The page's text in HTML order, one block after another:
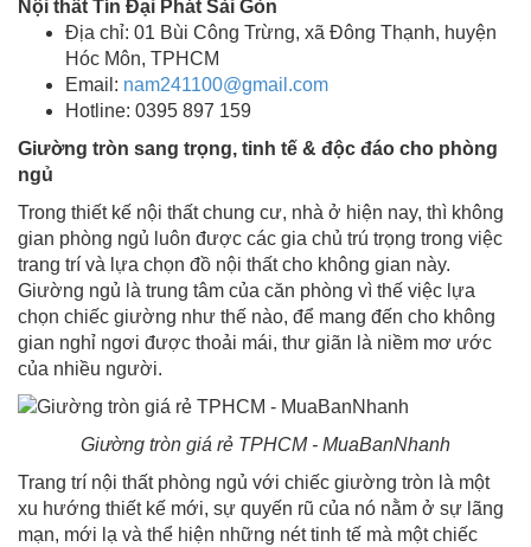
Nội thất Tín Đại Phát Sài Gòn
Địa chỉ: 01 Bùi Công Trừng, xã Đông Thạnh, huyện
Hóc Môn, TPHCM
Email: nam241100@gmail.com
Hotline: 0395 897 159
Giường tròn sang trọng, tinh tế & độc đáo cho phòng
ngủ
Trong thiết kế nội thất chung cư, nhà ở hiện nay, thì không
gian phòng ngủ luôn được các gia chủ trú trọng trong việc
trang trí và lựa chọn đồ nội thất cho không gian này.
Giường ngủ là trung tâm của căn phòng vì thế việc lựa
chọn chiếc giường như thế nào, để mang đến cho không
gian nghỉ ngơi được thoải mái, thư giãn là niềm mơ ước
của nhiều người.
Giường tròn giá rẻ TPHCM - MuaBanNhanh
Trang trí nội thất phòng ngủ với chiếc giường tròn là một
xu hướng thiết kế mới, sự quyến rũ của nó nằm ở sự lãng
mạn, mới lạ và thể hiện những nét tinh tế mà một chiếc